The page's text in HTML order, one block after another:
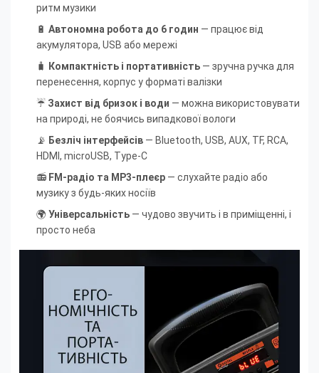
ритм музики
🔋 Автономна робота до 6 годин — працює від
акумулятора, USB або мережі
🧳 Компактність і портативність — зручна ручка для
перенесення, корпус у форматі валізки
☔ Захист від бризок і води — можна використовувати
на природі, не боячись випадкової вологи
📡 Безліч інтерфейсів — Bluetooth, USB, AUX, TF, RCA,
HDMI, microUSB, Type-C
📻 FM-радіо та MP3-плеєр — слухайте радіо або
музику з будь-яких носіїв
🌍 Універсальність — чудово звучить і в приміщенні, і
просто неба